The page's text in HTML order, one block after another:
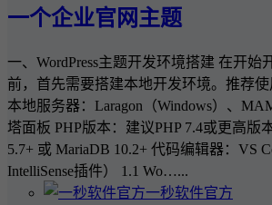
一个企业官网主题
一、WordPress主题开发环境搭建 在开始
前，首先需要搭建本地开发环境。推荐使
本地服务器：Laragon（Windows）、
塔面板 PHP版本：建议PHP 7.4或更高版
5.7+ 或 MariaDB 10.2+ 代码编辑器：VS
IntelliSense插件） 1.1 Wo…...
一秒软件官方